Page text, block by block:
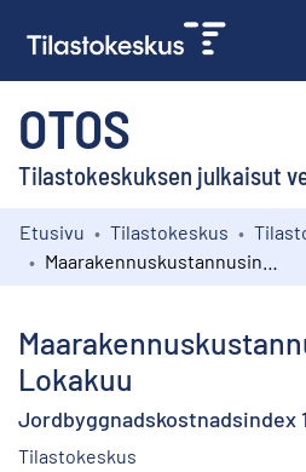
OTOS
Tilastokeskuksen julkaisut
Kokoelmat
Etusivu Tilastokeskus
Lokakuu
Jordbyggnadskostnadsindex
Tilastokeskus